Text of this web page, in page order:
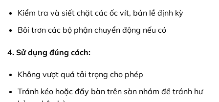
Kiểm tra và siết chặt các ốc vít, bản lề định kỳ
Bôi trơn các bộ phận chuyển động nếu có
4. Sử dụng đúng cách:
Không vượt quá tải trọng cho phép
Tránh kéo hoặc đẩy bàn trên sàn nhám để tránh hư